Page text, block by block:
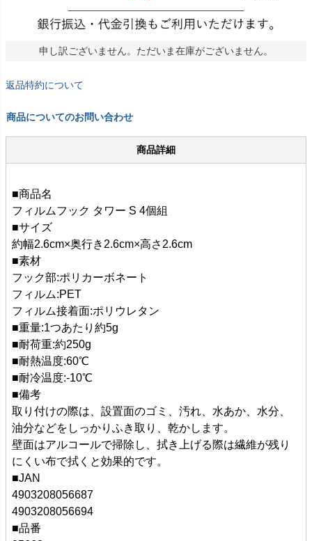
申し訳ございません。ただいま在庫がございません。
返品特約について
商品についてのお問い合わせ
商品詳細
■商品名
フィルムフック タワー S 4個組
■サイズ
約幅2.6cm×奥行き2.6cm×高さ2.6cm
■素材
フック部:ポリカーボネート
フィルム:PET
フィルム接着面:ポリウレタン
■重量:1つあたり約5g
■耐荷重:約250g
■耐熱温度:60℃
■耐冷温度:-10℃
■備考
取り付けの際は、設置面のゴミ、汚れ、水あか、水分、
油分などをしっかりふき取り、乾かします。
壁面はアルコールで掃除し、拭き上げる際は繊維が残り
にくい布で拭くと効果的です。
■JAN
4903208056687
4903208056694
■品番